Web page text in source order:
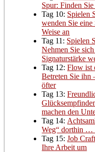
Spur: Finden
Tag 10: Spielen
wenden Sie eine
Weise an
Tag 11: Spielen
Nehmen Sie
Signaturstärke
Tag 12:Flow ist
Betreten Sie ihn
öfter
Tag 13:
machen den
Tag 14:
Weg“ dorthin …
Tag 15:Job
Ihre Arbeit um